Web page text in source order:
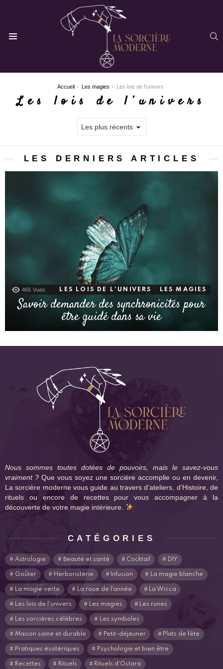
Accueil Les magies Les lois de l'univers
Les lois de l’univers
LES DERNIERS ARTICLES
465 Vues LES LOIS DE L'UNIVERS LES MAGIES
Savoir demander des synchronicités pour
être guidé dans sa vie
Nous sommes toutes dotées de pouvoirs, mais le savez-vous
vraiment ? Que vous soyez une sorcière accomplie ou en devenir,
La sorcière moderne vous guide au travers d’ateliers, d’Histoire, de
rituels ou encore de recettes pour vous accompagner à la
découverte de votre magie intérieure.
CATÉGORIES
Astrologie Beauté et santé Cocktail DIY
Goûter Herboristerie Infusion La magie blanche
La magie verte La roue de l'année La Wicca
Les lois de l'univers Les magies Les runes
Les sorcières célèbres Les symboles
Maison saine et durable Petit-déjeuner Plats de fête
Pratiques ésotériques Psychologie et bien être
Recettes Rituels Rituels d'Ostara